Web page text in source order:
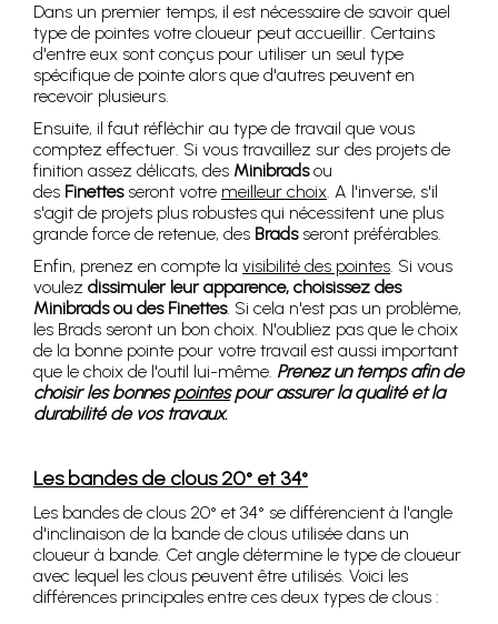
Dans un premier temps, il est nécessaire de savoir quel
type de pointes votre cloueur peut accueillir. Certains
d'entre eux sont conçus pour utiliser un seul type
spécifique de pointe alors que d'autres peuvent en
recevoir plusieurs.
Ensuite, il faut réfléchir au type de travail que vous
comptez effectuer. Si vous travaillez sur des projets de
finition assez délicats, des Minibradsou
des Finettesseront votre meilleur choix. A l'inverse, s'il
s'agit de projets plus robustes qui nécessitent une plus
grande force de retenue, des Bradsseront préférables.
Enfin, prenez en compte la visibilité des pointes. Si vous
voulez dissimuler leur apparence, choisissez des
Minibrads ou des Finettes. Si cela n'est pas un problème,
les Brads seront un bon choix. N'oubliez pas que le choix
de la bonne pointe pour votre travail est aussi important
que le choix de l'outil lui-même. Prenez un temps afin de
choisir les bonnespointespour assurer la qualité et la
durabilité de vos travaux.
Les bandes de clous 20° et 34°
Les bandes de clous 20° et 34° se différencient à l'angle
d'inclinaison de la bande de clous utilisée dans un
cloueur à bande. Cet angle détermine le type de cloueur
avec lequel les clous peuvent être utilisés. Voici les
différences principales entre ces deux types de clous :